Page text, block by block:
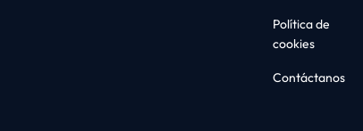
Política de
cookies
Contáctanos